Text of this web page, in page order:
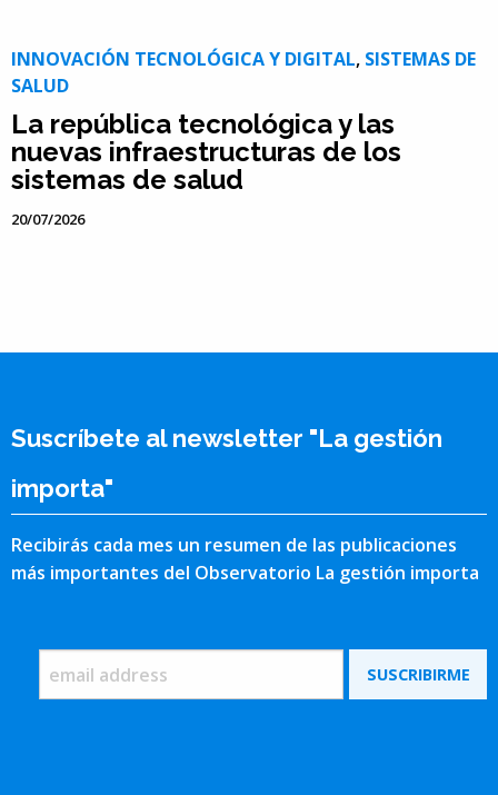
INNOVACIÓN TECNOLÓGICA Y DIGITAL, SISTEMAS DE
SALUD
La república tecnológica y las
nuevas infraestructuras de los
sistemas de salud
20/07/2026
Suscríbete al newsletter "La gestión
importa"
Recibirás cada mes un resumen de las publicaciones
más importantes del Observatorio La gestión importa